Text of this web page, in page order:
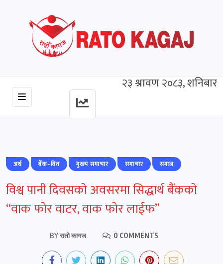
२३ श्रावण २०८३, शनिबार
अर्थ बैंक–वित्त मुख्‍य समाचार समाचार समाज
विश्व पानी दिवसको अवसरमा सिद्धार्थ बैंकको
“वाक फोर वाटर, वाक फोर लाईफ”
BYरातो कागज 0 COMMENTS